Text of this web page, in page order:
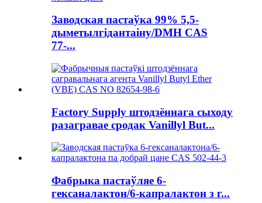
Заводская пастаўка 99% 5,5-
дыметылгідантаіну/DMH CAS
77-...
Factory Supply штодзённага сыходу
разагравае сродак Vanillyl But...
Фабрыка пастаўляе 6-
гексаналактон/6-капралактон з г...